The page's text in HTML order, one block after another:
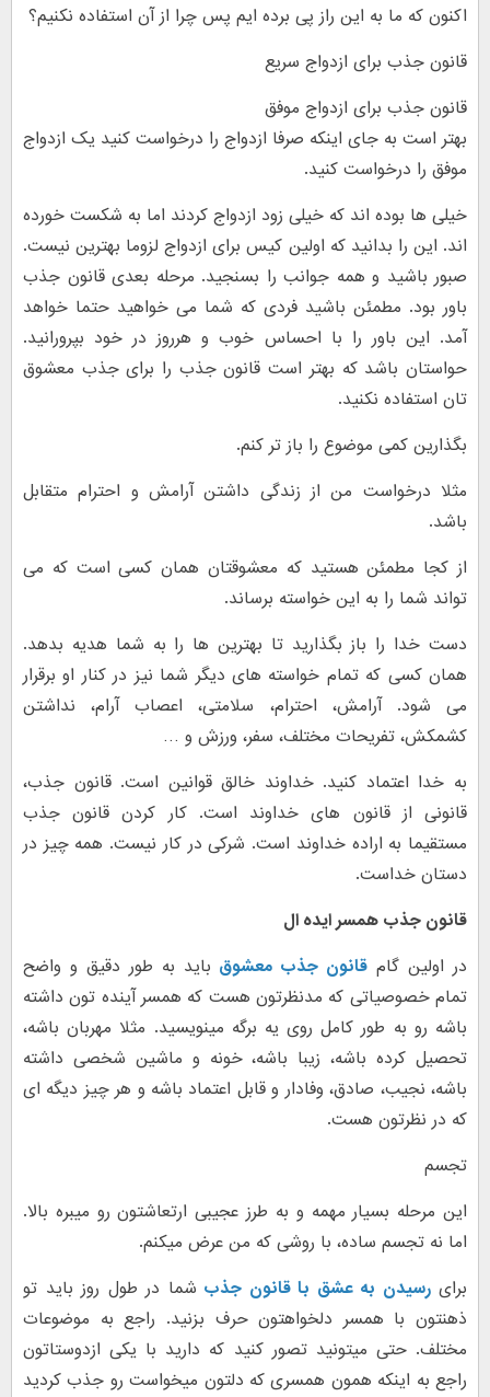
اکنون که ما به این راز پی برده ایم پس چرا از آن استفاده نکنیم؟
قانون جذب برای ازدواج سریع
قانون جذب برای ازدواج موفق
بهتر است به جای اینکه صرفا ازدواج را درخواست کنید یک ازدواج
موفق را درخواست کنید.
خیلی ها بوده اند که خیلی زود ازدواج کردند اما به شکست خورده
اند. این را بدانید که اولین کیس برای ازدواج لزوما بهترین نیست.
صبور باشید و همه جوانب را بسنجید. مرحله بعدی قانون جذب
باور بود. مطمئن باشید فردی که شما می خواهید حتما خواهد
آمد. این باور را با احساس خوب و هرروز در خود بپرورانید.
حواستان باشد که بهتر است قانون جذب را برای جذب معشوق
تان استفاده نکنید.
بگذارین کمی موضوع را باز تر کنم.
مثلا درخواست من از زندگی داشتن آرامش و احترام متقابل
باشد.
از کجا مطمئن هستید که معشوقتان همان کسی است که می
تواند شما را به این خواسته برساند.
دست خدا را باز بگذارید تا بهترین ها را به شما هدیه بدهد.
همان کسی که تمام خواسته های دیگر شما نیز در کنار او برقرار
می شود. آرامش، احترام، سلامتی، اعصاب آرام، نداشتن
کشمکش، تفریحات مختلف، سفر، ورزش و …
به خدا اعتماد کنید. خداوند خالق قوانین است. قانون جذب،
قانونی از قانون های خداوند است. کار کردن قانون جذب
مستقیما به اراده خداوند است. شرکی در کار نیست. همه چیز در
دستان خداست.
قانون جذب همسر ایده ال
در اولین گام قانون جذب معشوق باید به طور دقیق و واضح
تمام خصوصیاتی که مدنظرتون هست که همسر آینده تون داشته
باشه رو به طور کامل روی یه برگه مینویسید. مثلا مهربان باشه،
تحصیل کرده باشه، زیبا باشه، خونه و ماشین شخصی داشته
باشه، نجیب، صادق، وفادار و قابل اعتماد باشه و هر چیز دیگه ای
که در نظرتون هست.
تجسم
این مرحله بسیار مهمه و به طرز عجیبی ارتعاشتون رو میبره بالا.
اما نه تجسم ساده، با روشی که من عرض میکنم.
برایرسیدن به عشق با قانون جذب شما در طول روز باید تو
ذهنتون با همسر دلخواهتون حرف بزنید. راجع به موضوعات
مختلف. حتی میتونید تصور کنید که دارید با یکی ازدوستاتون
راجع به اینکه همون همسری که دلتون میخواست رو جذب کردید